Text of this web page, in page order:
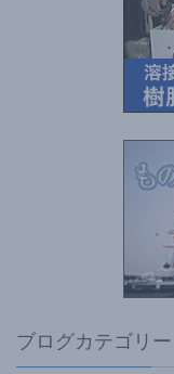
ブログカテゴリー